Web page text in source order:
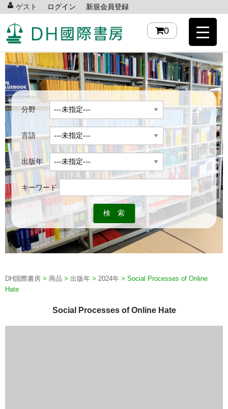
ゲスト ログイン 新規会員登録
0
分野
言語
出版年
キーワード
DH国際書房 > 商品 > 出版年 > 2024年 > Social Processes of Online
Hate
Social Processes of Online Hate